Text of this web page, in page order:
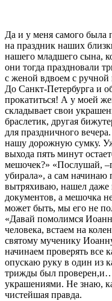
Да и у меня самого была
на праздник наших
нашего младшего сына,
они тогда праздновали
с женой вдвоем с ручной
До Санкт-Петербурга и
прокатиться! А у моей
складывает свои
браслетик, другая
для праздничного
нашу дорожную сумку.
выхода пять минут
мешочек?» «Послушай,
убирала», а сам начинаю
вытряхиваю, нашел даже
документов, а мешочка
может быть, мы его не
«Давай помолимся
человека, встаем на
святому мученику
начинаем проверять все
опускаю руку в один из
трижды был
украшениями. Не знаю,
чистейшая правда.